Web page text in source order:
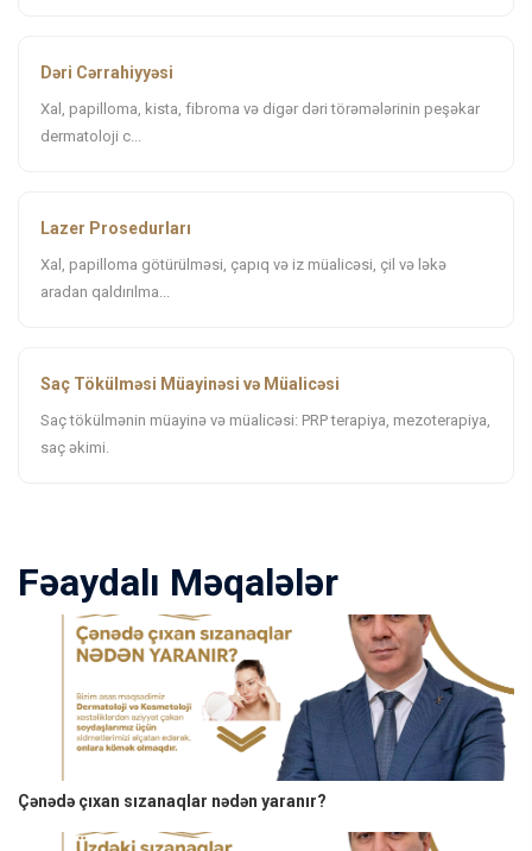
Dəri Cərrahiyyəsi
Xal, papilloma, kista, fibroma və digər dəri törəmələrinin peşəkar
dermatoloji c...
Lazer Prosedurları
Xal, papilloma götürülməsi, çapıq və iz müalicəsi, çil və ləkə
aradan qaldırılma...
Saç Tökülməsi Müayinəsi və Müalicəsi
Saç tökülmənin müayinə və müalicəsi: PRP terapiya, mezoterapiya,
saç əkimi.
Fəaydalı Məqalələr
Çənədə çıxan sızanaqlar nədən yaranır?